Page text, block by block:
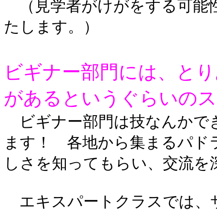
（見学者がけがをする可能
たします。）
ビギナー部門には、と
があるというぐらいの
ビギナー部門は技なんかで
ます！ 各地から集まるパド
しさを知ってもらい、交流
エキスパートクラスでは、